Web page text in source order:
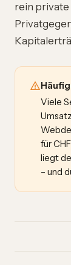
rein private
Viele
für
liegt
– und